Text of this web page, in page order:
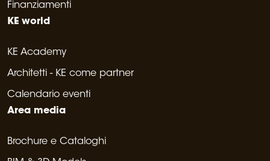
Finanziamenti
KE world
KE Academy
Architetti - KE come partner
Calendario eventi
Area media
Brochure e Cataloghi